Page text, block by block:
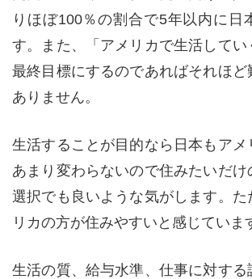
りほぼ100％の割合で5年以内に日
す。また、「アメリカで生活してい
最終目標にするのであればそれほど
ありません。
生活することが目的なら日本もアメ
あまり変わらないので住みたいだ
選択でも良いような気がします。た
リカの方が住みやすいと感じていま
生活の質、給与水準、仕事に対する